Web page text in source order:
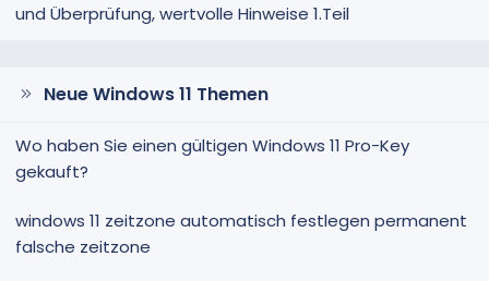
und Überprüfung, wertvolle Hinweise 1.Teil
Neue Windows 11 Themen
Wo haben Sie einen gültigen Windows 11 Pro-Key
gekauft?
windows 11 zeitzone automatisch festlegen permanent
falsche zeitzone